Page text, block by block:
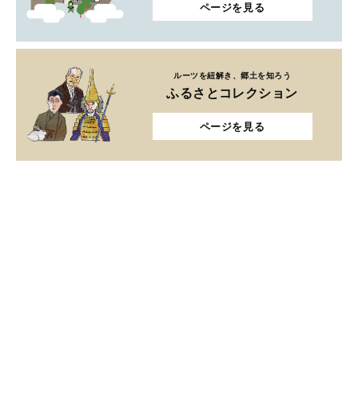
ページを見る
ルーツを紐解き、郷土を知ろう
ふるさとコレクション
ページを見る